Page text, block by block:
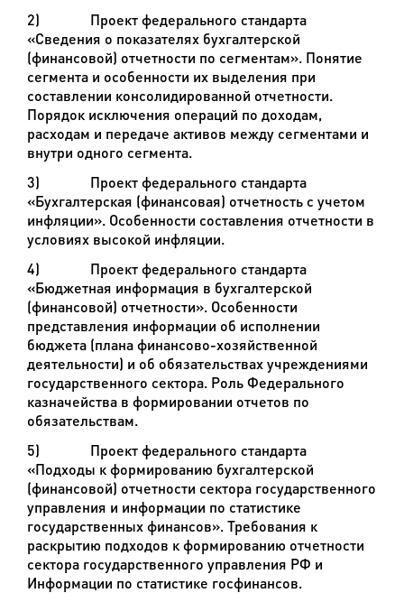
2)
Проект федерального стандарта
«Сведения о показателях бухгалтерской
(финансовой) отчетности по сегментам». Понятие
сегмента и особенности их выделения при
составлении консолидированной отчетности.
Порядок исключения операций по доходам,
расходам и передаче активов между сегментами и
внутри одного сегмента.
3)
Проект федерального стандарта
«Бухгалтерская (финансовая) отчетность с учетом
инфляции». Особенности составления отчетности в
условиях высокой инфляции.
4)
Проект федерального стандарта
«Бюджетная информация в бухгалтерской
(финансовой) отчетности». Особенности
представления информации об исполнении
бюджета (плана финансово-хозяйственной
деятельности) и об обязательствах учреждениями
государственного сектора. Роль Федерального
казначейства в формировании отчетов по
обязательствам.
5)
Проект федерального стандарта
«Подходы к формированию бухгалтерской
(финансовой) отчетности сектора государственного
управления и информации по статистике
государственных финансов». Требования к
раскрытию подходов к формированию отчетности
сектора государственного управления РФ и
Информации по статистике госфинансов.